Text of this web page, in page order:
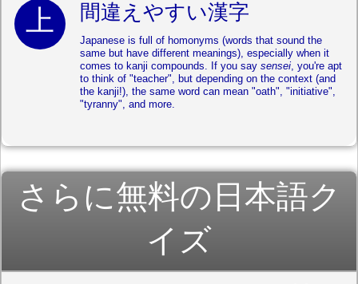
間違えやすい漢字
Japanese is full of homonyms (words that sound the
same but have different meanings), especially when it
comes to kanji compounds. If you say sensei, you're apt
to think of "teacher", but depending on the context (and
the kanji!), the same word can mean "oath", "initiative",
"tyranny", and more.
さらに無料の日本語ク
イズ